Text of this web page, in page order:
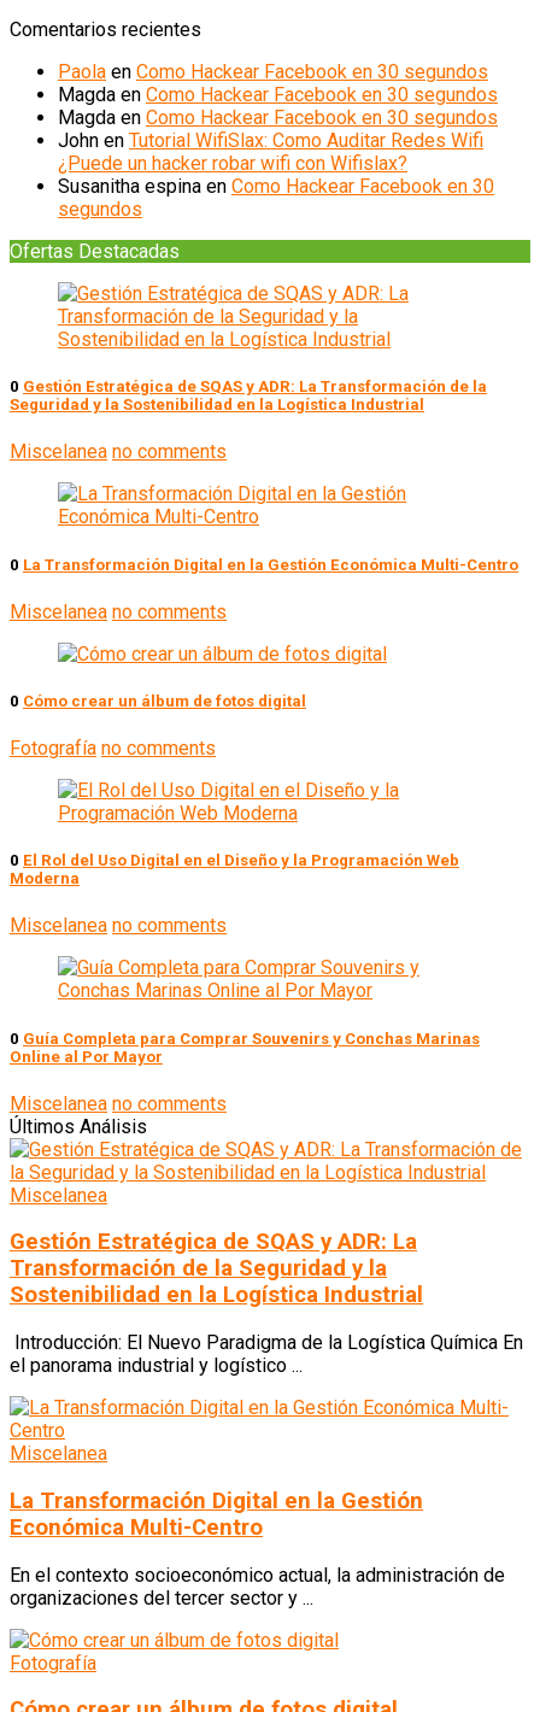
Comentarios recientes
Paola en Como Hackear Facebook en 30 segundos
Magda en Como Hackear Facebook en 30 segundos
Magda en Como Hackear Facebook en 30 segundos
John en Tutorial WifiSlax: Como Auditar Redes Wifi
¿Puede un hacker robar wifi con Wifislax?
Susanitha espina en Como Hackear Facebook en 30
segundos
Ofertas Destacadas
0 Gestión Estratégica de SQAS y ADR: La Transformación de la
Seguridad y la Sostenibilidad en la Logística Industrial
Miscelanea no comments
0 La Transformación Digital en la Gestión Económica Multi-Centro
Miscelanea no comments
0 Cómo crear un álbum de fotos digital
Fotografía no comments
0 El Rol del Uso Digital en el Diseño y la Programación Web
Moderna
Miscelanea no comments
0 Guía Completa para Comprar Souvenirs y Conchas Marinas
Online al Por Mayor
Miscelanea no comments
Últimos Análisis
Miscelanea
Gestión Estratégica de SQAS y ADR: La
Transformación de la Seguridad y la
Sostenibilidad en la Logística Industrial
Introducción: El Nuevo Paradigma de la Logística Química En
el panorama industrial y logístico ...
Miscelanea
La Transformación Digital en la Gestión
Económica Multi-Centro
En el contexto socioeconómico actual, la administración de
organizaciones del tercer sector y ...
Fotografía